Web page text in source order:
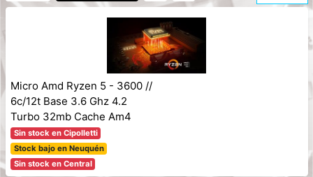
Micro Amd Ryzen 5 - 3600 //
6c/12t Base 3.6 Ghz 4.2
Turbo 32mb Cache Am4
Sin stock en Cipolletti
Stock bajo en Neuquén
Sin stock en Central